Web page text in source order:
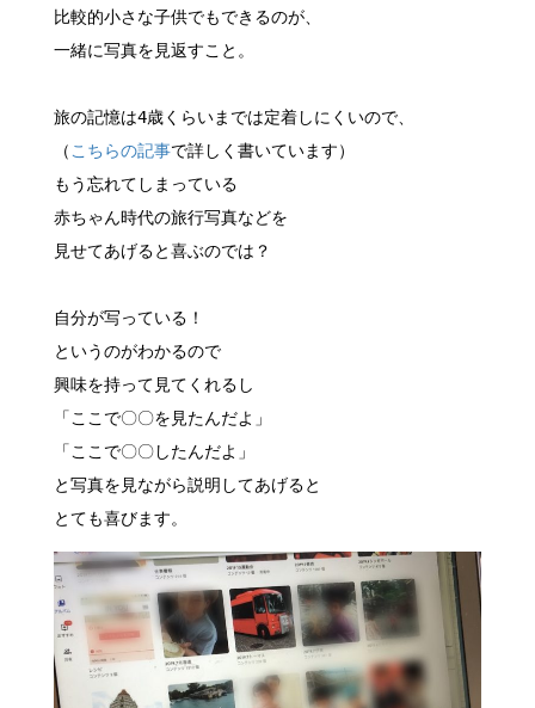
比較的小さな子供でもできるのが、
一緒に写真を見返すこと。
旅の記憶は4歳くらいまでは定着しにくいので、
（ こちらの記事で詳しく書いています）
もう忘れてしまっている
赤ちゃん時代の旅行写真などを
見せてあげると喜ぶのでは？
自分が写っている！
というのがわかるので
興味を持って見てくれるし
「ここで〇〇を見たんだよ」
「ここで〇〇したんだよ」
と写真を見ながら説明してあげると
とても喜びます。